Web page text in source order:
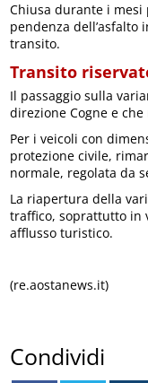
Chiusa durante i
pendenza
transito.
Transito
Il passaggio sulla
direzione Cogne e
Per i veicoli con
protezione civile,
normale, regolata da
La riapertura della
traffico, soprattutto in
afflusso turistico.
(re.aostanews.it)
Condividi